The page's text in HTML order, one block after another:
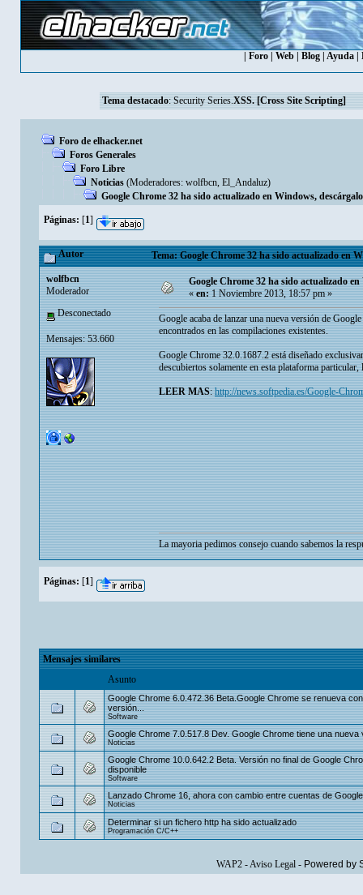
Foro Web Blog Ayuda
Tema destacado: Security Series.XSS. [Cross Site Scripting]
Foro de elhacker.net
Foros Generales
Foro Libre
Noticias (Moderadores: wolfbcn, El_Andaluz)
Google Chrome 32 ha sido actualizado en Windows,
Páginas: [1]
Autor Tema: Google Chrome 32 ha sido actualizado en
wolfbcn
Moderador
Desconectado
Mensajes: 53.660
Google Chrome 32 ha sido actualizado
«en:1 Noviembre 2013, 18:57 pm »
Google acaba de lanzar una nueva versión de
encontrados en las compilaciones existentes.
Google Chrome 32.0.1687.2 está diseñado
descubiertos solamente en esta plataforma
LEER MAS:http://news.softpedia.es/Google-
La mayoria pedimos consejo cuando sabemos la
Páginas: [1]
Mensajes similares
Asunto
Google Chrome 6.0.472.36 Beta.Google Chrome se renueva
versión...
Software
Google Chrome 7.0.517.8 Dev. Google Chrome tiene una nueva
Noticias
Google Chrome 10.0.642.2 Beta. Versión no final de Google
disponible
Software
Lanzado Chrome 16, ahora con cambio entre cuentas de Google
Noticias
Determinar si un fichero http ha sido actualizado
Programación C/C++
WAP2-Aviso Legal- Powered by